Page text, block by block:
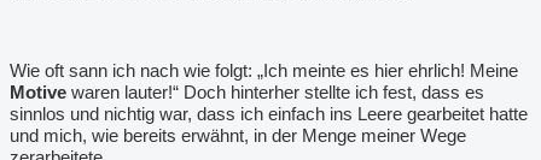
Wie oft sann ich nach wie folgt: „Ich meinte es hier ehrlich! Meine
Motive waren lauter!“ Doch hinterher stellte ich fest, dass es
sinnlos und nichtig war, dass ich einfach ins Leere gearbeitet hatte
und mich, wie bereits erwähnt, in der Menge meiner Wege